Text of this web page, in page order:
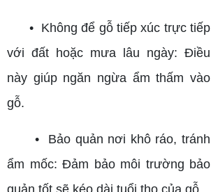
• Không để gỗ tiếp xúc trực tiếp
với đất hoặc mưa lâu ngày: Điều
này giúp ngăn ngừa ẩm thấm vào
gỗ.
• Bảo quản nơi khô ráo, tránh
ẩm mốc: Đảm bảo môi trường bảo